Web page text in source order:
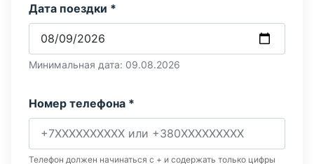
Дата поездки *
Минимальная дата: 09.08.2026
Номер телефона *
Телефон должен начинаться с + и содержать только цифры